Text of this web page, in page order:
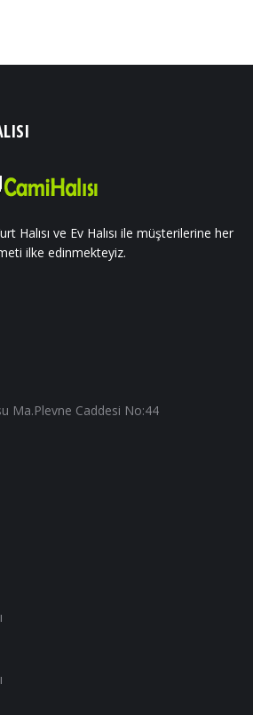
Halısı ve Ev Halısı ile müşterilerine her
ilke edinmekteyiz.
Ma.Plevne Caddesi No:44